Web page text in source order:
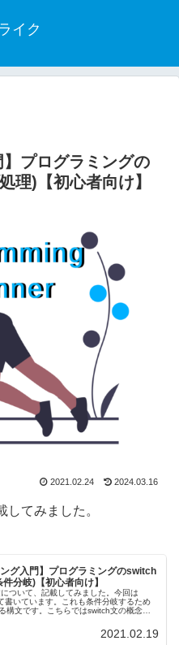
イク
】プログラミングの
理)【初心者向け】
2021.02.24 2024.03.16
てみました。
ング入門】プログラミングのswitch
分岐)【初心者向け】
ついて、記載してみました。今回は
書いています。これも条件分岐するため
構文です。こちらではswitch文の概念を
2021.02.19